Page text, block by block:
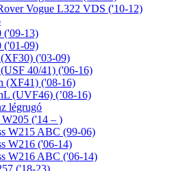
Vogue L322 VDS ('10-12)
('09-13)
('01-09)
('03-09)
40/41) ('06-16)
(XF41) ('08-16)
(UVF46) (’08-16)
légrugó
W205 ('14 – )
W215 ABC (99-06)
W216 ('06-14)
W216 ABC ('06-14)
('18-23)